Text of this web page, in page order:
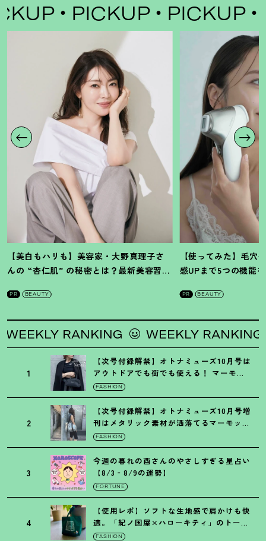
PICKUP PICKUP
【美白もハリも】美容家・大野真理子さ
んの “杏仁肌” の秘密とは ？ 最新美容習慣
PR BEAUTY
【使ってみた】毛穴
感UPまで5つの機能
PR BEAUTY
RANKING WEEKLY RANKING
1
【次号付録解禁】オトナミューズ10月号は
アウトドアでも街でも使える ！ マーモッ
トの黒ショルダー
FASHION
2
【次号付録解禁】オトナミューズ10月号増
刊はメタリック素材が洒落てるマーモット
の保冷バッグ
FASHION
3
今週の暮れの酉さんのやさしすぎる星占い
【8/3‐8/9の運勢】
FORTUNE
4
【使用レポ】ソフトな生地感で肩かけも快
適。「紀ノ国屋×ハローキティ」のトート
がガシガシ使えて最高です
FASHION